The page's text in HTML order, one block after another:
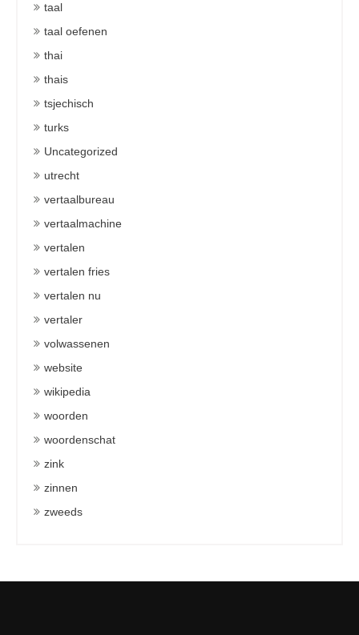
taal
taal oefenen
thai
thais
tsjechisch
turks
Uncategorized
utrecht
vertaalbureau
vertaalmachine
vertalen
vertalen fries
vertalen nu
vertaler
volwassenen
website
wikipedia
woorden
woordenschat
zink
zinnen
zweeds